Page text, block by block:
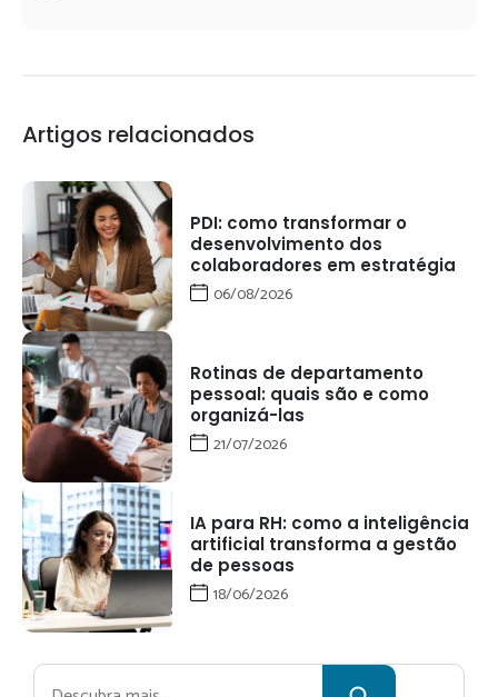
Artigos relacionados
PDI: como transformar o
desenvolvimento dos
colaboradores em estratégia
06/08/2026
Rotinas de departamento
pessoal: quais são e como
organizá-las
21/07/2026
IA para RH: como a inteligência
artificial transforma a gestão
de pessoas
18/06/2026
Pesquisar